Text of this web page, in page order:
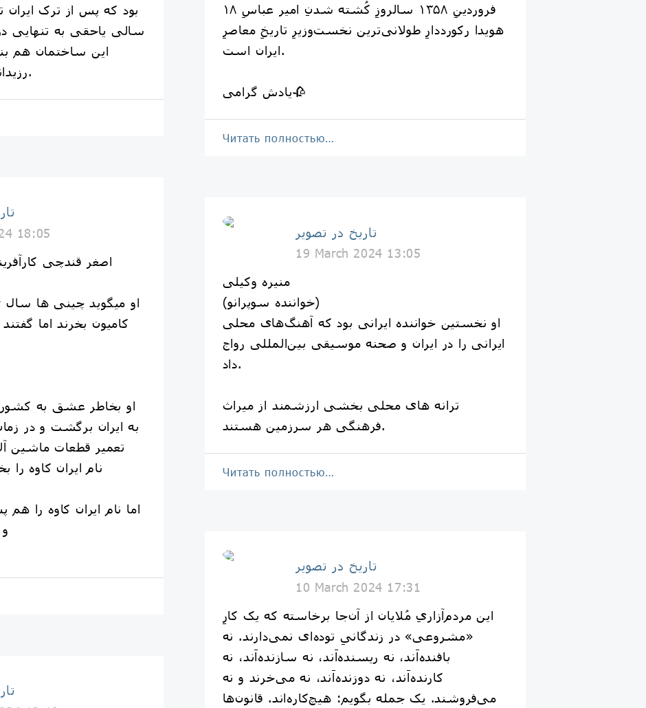
بود که پس از ترک
سالی یاحقی به تنهایی
این ساختمان هم
رزیدانس روزگار غم‌انگیزی دارد.
18:05
اصغر قندچی
کامیون بخرند اما
او بخاطر عشق به
به ایران برگشت و در
تعمیر قطعات ماشین
نام ایران کاوه
اما نام ایران کاوه را
۱۸ فروردینِ ۱۳۵۸ سالروزِ کُشته شدنِ امیر عباسِ
هویدا رکورددارِ طولانی‌ترین نخست‌وزیرِ تاریخِ معاصرِ
ایران است.
یادش گرامی🥀
Читать полностью…
تاریخ در تصویر
19 March 2024 13:05
منیره وکیلی
(خواننده سوپرانو)
او نخستین خواننده ایرانی بود که آهنگ‌های محلی
ایرانی را در ایران و صحنه موسیقی بین‌المللی رواج
داد.
ترانه های محلی بخشی ارزشمند از میراث
فرهنگی هر سرزمین هستند.
Читать полностью…
تاریخ در تصویر
10 March 2024 17:31
این مردم‌آزاریِ مُلایان از آن‌جا برخاسته که یک کارِ
«مشروعی» در زندگانیِ توده‌ای نمی‌دارند. نه
بافنده‌اَند، نه ریسنده‌اَند، نه سازنده‌اَند، نه
کارنده‌اَند، نه دوزنده‌اَند، نه می‌خرند و نه
می‌فروشند. یک جمله بگویم: هیچ‌کاره‌اند. قانون‌ها